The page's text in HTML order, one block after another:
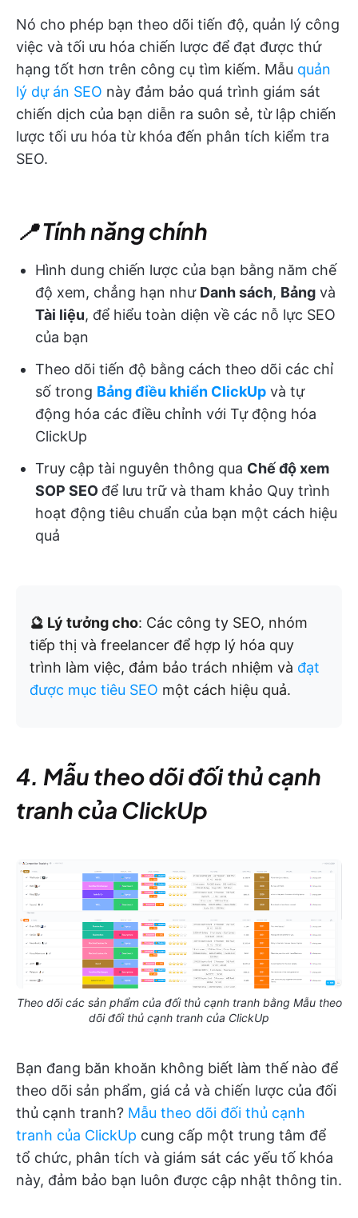
Nó cho phép bạn theo dõi tiến độ, quản lý công
việc và tối ưu hóa chiến lược để đạt được thứ
hạng tốt hơn trên công cụ tìm kiếm. Mẫu quản
lý dự án SEO này đảm bảo quá trình giám sát
chiến dịch của bạn diễn ra suôn sẻ, từ lập chiến
lược tối ưu hóa từ khóa đến phân tích kiểm tra
SEO.
📍 Tính năng chính
Hình dung chiến lược của bạn bằng năm chế
độ xem, chẳng hạn như Danh sách, Bảng và
Tài liệu, để hiểu toàn diện về các nỗ lực SEO
của bạn
Theo dõi tiến độ bằng cách theo dõi các chỉ
số trong Bảng điều khiển ClickUp và tự
động hóa các điều chỉnh với Tự động hóa
ClickUp
Truy cập tài nguyên thông qua Chế độ xem
SOP SEO để lưu trữ và tham khảo Quy trình
hoạt động tiêu chuẩn của bạn một cách hiệu
quả
🔮 Lý tưởng cho: Các công ty SEO, nhóm
tiếp thị và freelancer để hợp lý hóa quy
trình làm việc, đảm bảo trách nhiệm và đạt
được mục tiêu SEO một cách hiệu quả.
4. Mẫu theo dõi đối thủ cạnh
tranh của ClickUp
Theo dõi các sản phẩm của đối thủ cạnh tranh bằng Mẫu theo
dõi đối thủ cạnh tranh của ClickUp
Bạn đang băn khoăn không biết làm thế nào để
theo dõi sản phẩm, giá cả và chiến lược của đối
thủ cạnh tranh? Mẫu theo dõi đối thủ cạnh
tranh của ClickUp cung cấp một trung tâm để
tổ chức, phân tích và giám sát các yếu tố khóa
này, đảm bảo bạn luôn được cập nhật thông tin.